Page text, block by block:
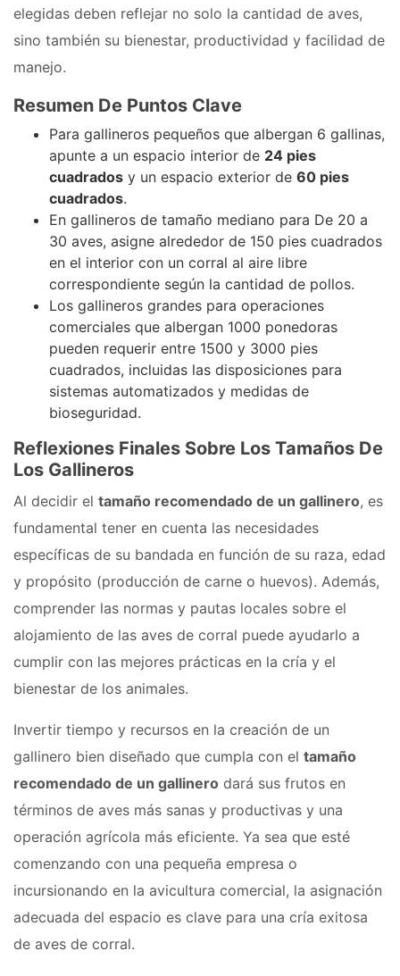
elegidas deben reflejar no solo la cantidad de aves,
sino también su bienestar, productividad y facilidad de
manejo.
Resumen De Puntos Clave
Para gallineros pequeños que albergan 6 gallinas,
apunte a un espacio interior de 24 pies
cuadrados y un espacio exterior de 60 pies
cuadrados.
En gallineros de tamaño mediano para De 20 a
30 aves, asigne alrededor de 150 pies cuadrados
en el interior con un corral al aire libre
correspondiente según la cantidad de pollos.
Los gallineros grandes para operaciones
comerciales que albergan 1000 ponedoras
pueden requerir entre 1500 y 3000 pies
cuadrados, incluidas las disposiciones para
sistemas automatizados y medidas de
bioseguridad.
Reflexiones Finales Sobre Los Tamaños De
Los Gallineros
Al decidir el tamaño recomendado de un gallinero, es
fundamental tener en cuenta las necesidades
específicas de su bandada en función de su raza, edad
y propósito (producción de carne o huevos). Además,
comprender las normas y pautas locales sobre el
alojamiento de las aves de corral puede ayudarlo a
cumplir con las mejores prácticas en la cría y el
bienestar de los animales.
Invertir tiempo y recursos en la creación de un
gallinero bien diseñado que cumpla con el tamaño
recomendado de un gallinero dará sus frutos en
términos de aves más sanas y productivas y una
operación agrícola más eficiente. Ya sea que esté
comenzando con una pequeña empresa o
incursionando en la avicultura comercial, la asignación
adecuada del espacio es clave para una cría exitosa
de aves de corral.